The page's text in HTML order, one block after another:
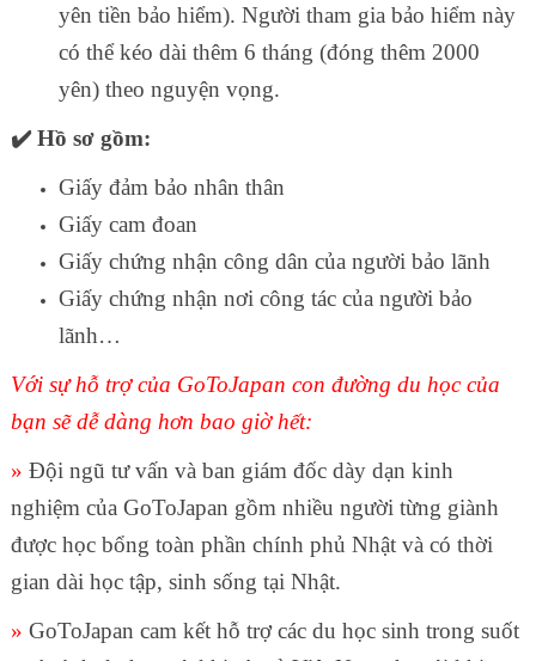
yên tiền bảo hiểm). Người tham gia bảo hiểm này
có thể kéo dài thêm 6 tháng (đóng thêm 2000
yên) theo nguyện vọng.
✔️ Hồ sơ gồm:
Giấy đảm bảo nhân thân
Giấy cam đoan
Giấy chứng nhận công dân của người bảo lãnh
Giấy chứng nhận nơi công tác của người bảo
lãnh…
Với sự hỗ trợ của GoToJapan con đường du học của
bạn sẽ dễ dàng hơn bao giờ hết:
» Đội ngũ tư vấn và ban giám đốc dày dạn kinh
nghiệm của GoToJapan gồm nhiều người từng giành
được học bổng toàn phần chính phủ Nhật và có thời
gian dài học tập, sinh sống tại Nhật.
» GoToJapan cam kết hỗ trợ các du học sinh trong suốt